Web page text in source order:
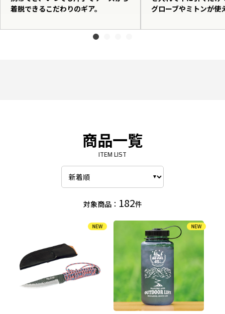
着脱できるこだわりのギア。
グローブやミトンが使
商品一覧
ITEM LIST
対象商品： 182件